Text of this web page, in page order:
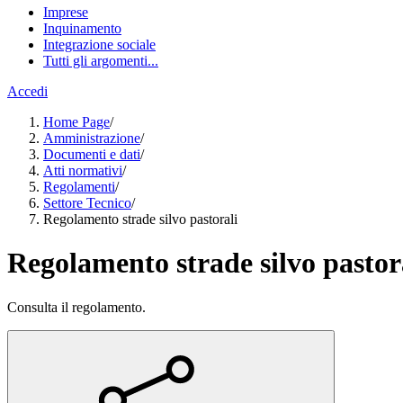
Imprese
Inquinamento
Integrazione sociale
Tutti gli argomenti...
Accedi
Home Page/
Amministrazione/
Documenti e dati/
Atti normativi/
Regolamenti/
Settore Tecnico/
Regolamento strade silvo pastorali
Regolamento strade silvo
Consulta il regolamento.